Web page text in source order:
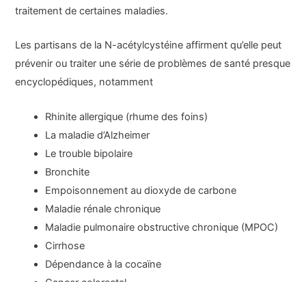
traitement de certaines maladies.
Les partisans de la N-acétylcystéine affirment qu’elle peut
prévenir ou traiter une série de problèmes de santé presque
encyclopédiques, notamment
Rhinite allergique (rhume des foins)
La maladie d’Alzheimer
Le trouble bipolaire
Bronchite
Empoisonnement au dioxyde de carbone
Maladie rénale chronique
Maladie pulmonaire obstructive chronique (MPOC)
Cirrhose
Dépendance à la cocaïne